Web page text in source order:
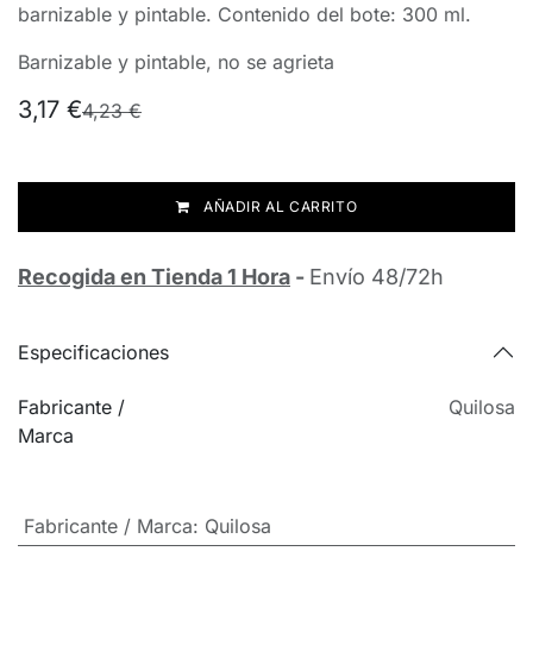
barnizable y pintable. Contenido del bote: 300 ml.
Barnizable y pintable, no se agrieta
3,17 €4,23€
AÑADIR AL CARRITO
Recogida en Tienda 1 Hora - Envío 48/72h
Especificaciones
Fabricante /
Marca
Quilosa
Fabricante / Marca: Quilosa